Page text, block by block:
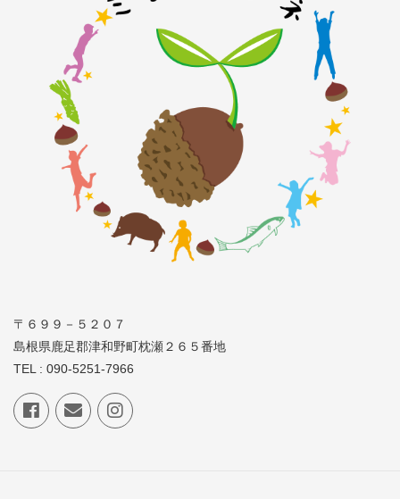
〒６９９－５２０７
島根県鹿足郡津和野町枕瀬２６５番地
TEL : 090-5251-7966